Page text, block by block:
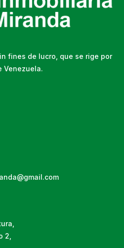
fines de lucro, que se rige por
Venezuela.
2,